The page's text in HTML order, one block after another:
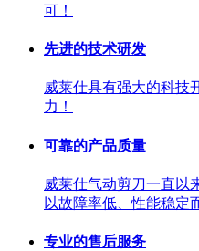
可！
先进的技术研发
威莱仕具有强大的科技
力！
可靠的产品质量
威莱仕气动剪刀一直以
以故障率低、性能稳定
专业的售后服务